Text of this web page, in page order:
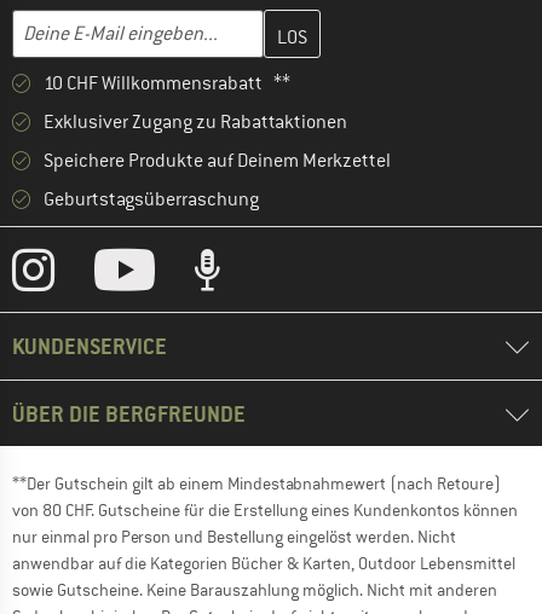
E-Mail-Adresse
Gib hier deine E-Mail-Adresse ein und erstelle im nächsten
10 CHF Willkommensrabatt **
Exklusiver Zugang zu Rabattaktionen
Speichere Produkte auf Deinem Merkzettel
Geburtstagsüberraschung
KUNDENSERVICE
ÜBER DIE BERGFREUNDE
**Der Gutschein gilt ab einem Mindestabnahmewert (nach Retoure)
von 80 CHF. Gutscheine für die Erstellung eines Kundenkontos können
nur einmal pro Person und Bestellung eingelöst werden. Nicht
anwendbar auf die Kategorien Bücher & Karten, Outdoor Lebensmittel
sowie Gutscheine. Keine Barauszahlung möglich. Nicht mit anderen